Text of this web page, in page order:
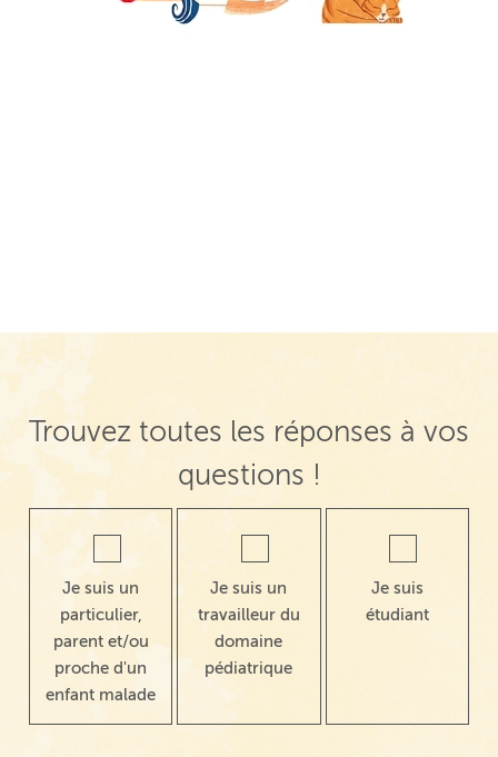
Trouvez toutes les réponses à vos
questions !
Je suis un
particulier,
parent et/ou
proche d'un
enfant malade
Je suis un
travailleur du
domaine
pédiatrique
Je suis
étudiant